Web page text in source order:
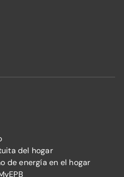
del hogar
de energía en el hogar